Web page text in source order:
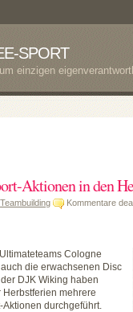
SPORT
einzigen
Aktionen in den
Teambuilding Kommentare
Cologne
die erwachsenen Disc
DJK Wiking haben
mehrere
Aktionen durchgeführt.